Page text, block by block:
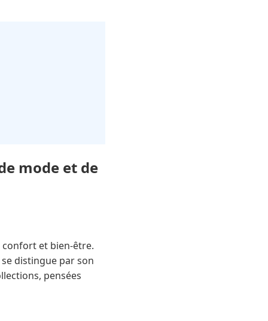
mode et de
confort et bien-être.
distingue par son
pensées